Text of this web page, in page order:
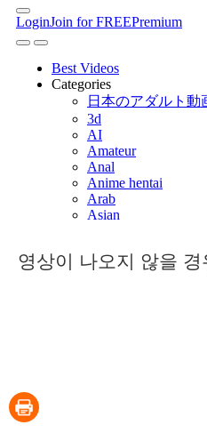
영상이 나오지 않을 경